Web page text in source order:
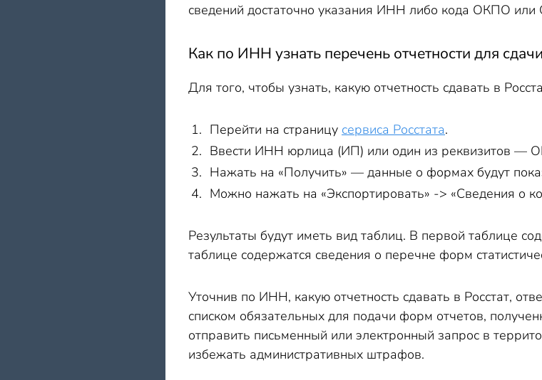
сведений достаточно указания ИНН либо кода ОКПО
Как по ИНН узнать перечень отчетности для
Для того, чтобы узнать, какую отчетность сдавать в
Перейти на страницу сервиса Росстата.
Ввести ИНН юрлица (ИП) или один из реквизитов
Нажать на «Получить» — данные о формах будут
Можно нажать на «Экспортировать» -> «Сведения о
Результаты будут иметь вид таблиц. В первой таблице
таблице содержатся сведения о перечне форм
Уточнив по ИНН, какую отчетность сдавать в Росстат,
списком обязательных для подачи форм отчетов,
отправить письменный или электронный запрос в
избежать административных штрафов.